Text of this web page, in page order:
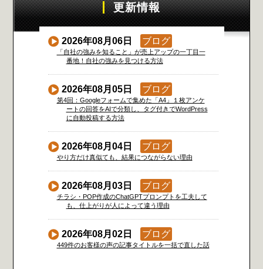
更新情報
2026年08月06日 ブログ
「自社の強みを知ること」が売上アップの一丁目一
番地！自社の強みを見つける方法
2026年08月05日 ブログ
第4回：Googleフォームで集めた「A4」１枚アンケ
ートの回答をAIで分類し、タグ付きでWordPress
に自動投稿する方法
2026年08月04日 ブログ
やり方だけ真似ても、結果につながらない理由
2026年08月03日 ブログ
チラシ・POP作成のChatGPTプロンプトを工夫して
も、仕上がりが人によって違う理由
2026年08月02日 ブログ
449件のお客様の声の記事タイトルを一括で直した話